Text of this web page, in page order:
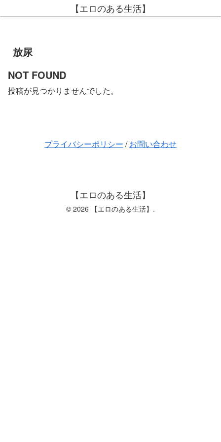
【エロのある生活】
放尿
NOT FOUND
投稿が見つかりませんでした。
プライバシーポリシー /お問い合わせ
【エロのある生活】
© 2026 【エロのある生活】.